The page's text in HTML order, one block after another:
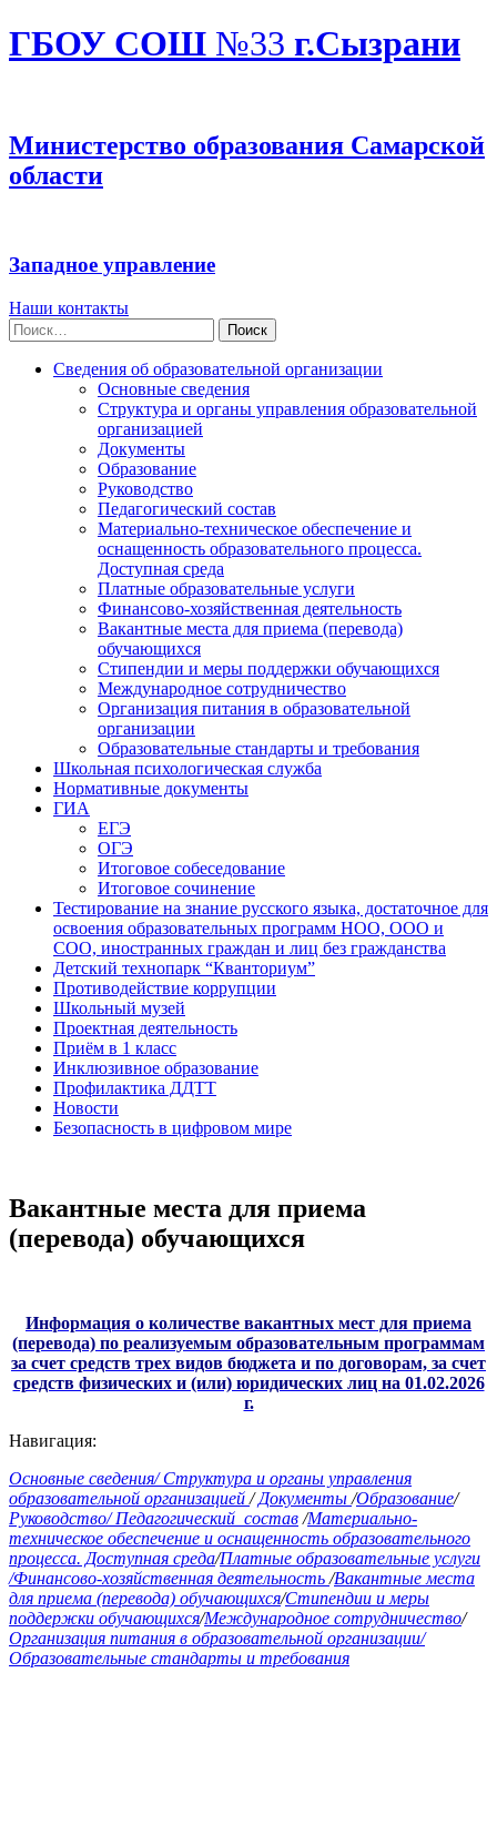
ГБОУ СОШ №33 г.Сызрани
Министерство образования Самарской
области
Западное управление
Наши контакты
Найти:
Сведения об образовательной организации
Основные сведения
Структура и органы управления образовательной
организацией
Документы
Образование
Руководство
Педагогический состав
Материально-техническое обеспечение и
оснащенность образовательного процесса.
Доступная среда
Платные образовательные услуги
Финансово-хозяйственная деятельность
Вакантные места для приема (перевода)
обучающихся
Стипендии и меры поддержки обучающихся
Международное сотрудничество
Организация питания в образовательной
организации
Образовательные стандарты и требования
Школьная психологическая служба
Нормативные документы
ГИА
ЕГЭ
ОГЭ
Итоговое собеседование
Итоговое сочинение
Тестирование на знание русского языка, достаточное для
освоения образовательных программ НОО, ООО и
СОО, иностранных граждан и лиц без гражданства
Детский технопарк “Кванториум”
Противодействие коррупции
Школьный музей
Проектная деятельность
Приём в 1 класс
Инклюзивное образование
Профилактика ДДТТ
Новости
Безопасность в цифровом мире
Вакантные места для приема
(перевода) обучающихся
Информация о количестве вакантных мест для приема
(перевода) по реализуемым образовательным программам
за счет средств трех видов бюджета и по договорам, за счет
средств физических и (или) юридических лиц на 01.02.2026
г.
Навигация:
Основные сведения/Структура и органы управления
образовательной организацией /Документы /Образование/
Руководство/Педагогический состав /Материально-
техническое обеспечение и оснащенность образовательного
процесса. Доступная среда/Платные образовательные услуги
/Финансово-хозяйственная деятельность /Вакантные места
для приема (перевода) обучающихся/Стипендии и меры
поддержки обучающихся/Международное сотрудничество/
Организация питания в образовательной организации/
Образовательные стандарты и требования